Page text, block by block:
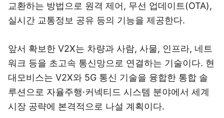
교환하는 방법으로 원격 제어, 무선 업데이트(OTA),
실시간 교통정보 공유 등의 기능을 제공한다.
앞서 확보한 V2X는 차량과 사람, 사물, 인프라, 네트
워크 등을 초고속 통신망으로 연결하는 기술이다. 현
대모비스는 V2X와 5G 통신 기술을 융합한 통합 솔
루션으로 자율주행·커넥티드 시스템 분야에서 세계
시장 공략에 본격적으로 나설 계획이다.